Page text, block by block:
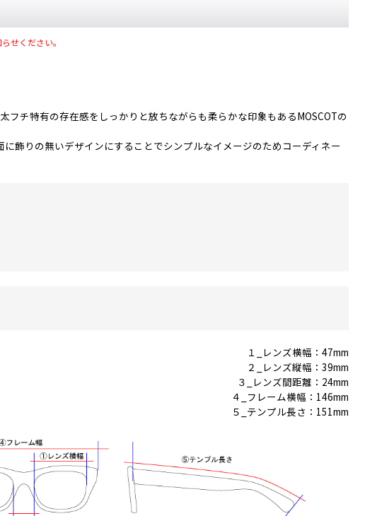
せください。
チ特有の存在感をしっかりと放ちながらも柔らかな印象もあるMOSCOTの
飾りの無いデザインにすることでシンプルなイメージのためコーディネー
１_レンズ横幅：47mm
２_レンズ縦幅：39mm
３_レンズ間距離：24mm
４_フレーム横幅：146mm
５_テンプル長さ：151mm